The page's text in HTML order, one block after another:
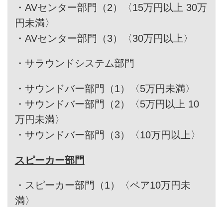
・ AVセンター部門（2）〈15万円以上 30万
円未満〉
・ AVセンター部門（3）〈30万円以上〉
・ サラウンドシステム部門
・ サウンドバー部門（1）〈5万円未満〉
・ サウンドバー部門（2）〈5万円以上 10
万円未満〉
・ サウンドバー部門（3）〈10万円以上〉
スピーカー部門
・ スピーカー部門（1）〈ペア10万円未
満〉